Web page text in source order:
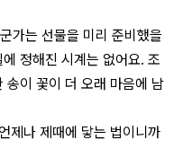
가는 선물을 미리 준비했을
정해진 시계는 없어요. 조
송이 꽃이 더 오래 마음에 남
제나 제때에 닿는 법이니까